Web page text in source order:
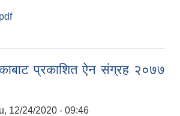
प्रकाशित ऐन संग्रह २०७७
12/24/2020 - 09:46